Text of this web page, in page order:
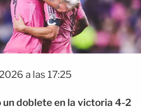
a las 17:25
un doblete en la victoria 4-2